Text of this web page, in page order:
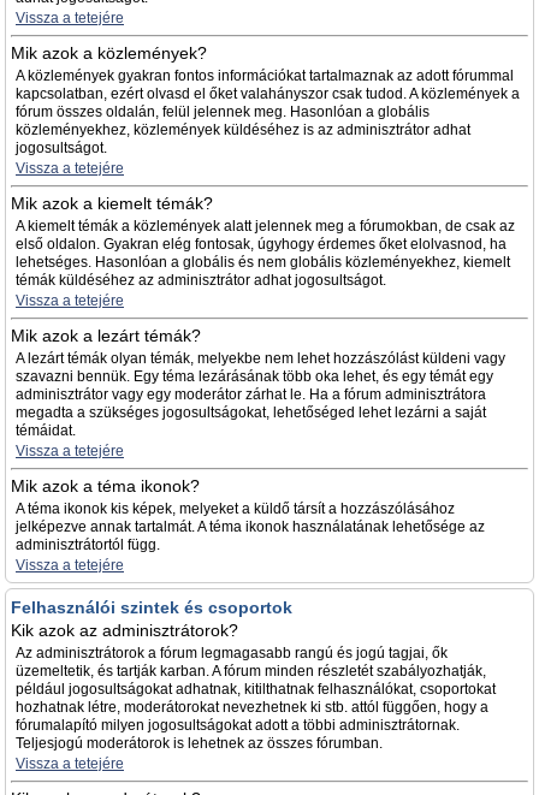
Vissza a tetejére
Mik azok a közlemények?
A közlemények gyakran fontos információkat tartalmaznak az adott fórummal
kapcsolatban, ezért olvasd el őket valahányszor csak tudod. A közlemények a
fórum összes oldalán, felül jelennek meg. Hasonlóan a globális
közleményekhez, közlemények küldéséhez is az adminisztrátor adhat
jogosultságot.
Vissza a tetejére
Mik azok a kiemelt témák?
A kiemelt témák a közlemények alatt jelennek meg a fórumokban, de csak az
első oldalon. Gyakran elég fontosak, úgyhogy érdemes őket elolvasnod, ha
lehetséges. Hasonlóan a globális és nem globális közleményekhez, kiemelt
témák küldéséhez az adminisztrátor adhat jogosultságot.
Vissza a tetejére
Mik azok a lezárt témák?
A lezárt témák olyan témák, melyekbe nem lehet hozzászólást küldeni vagy
szavazni bennük. Egy téma lezárásának több oka lehet, és egy témát egy
adminisztrátor vagy egy moderátor zárhat le. Ha a fórum adminisztrátora
megadta a szükséges jogosultságokat, lehetőséged lehet lezárni a saját
témáidat.
Vissza a tetejére
Mik azok a téma ikonok?
A téma ikonok kis képek, melyeket a küldő társít a hozzászólásához
jelképezve annak tartalmát. A téma ikonok használatának lehetősége az
adminisztrátortól függ.
Vissza a tetejére
Felhasználói szintek és csoportok
Kik azok az adminisztrátorok?
Az adminisztrátorok a fórum legmagasabb rangú és jogú tagjai, ők
üzemeltetik, és tartják karban. A fórum minden részletét szabályozhatják,
például jogosultságokat adhatnak, kitilthatnak felhasználókat, csoportokat
hozhatnak létre, moderátorokat nevezhetnek ki stb. attól függően, hogy a
fórumalapító milyen jogosultságokat adott a többi adminisztrátornak.
Teljesjogú moderátorok is lehetnek az összes fórumban.
Vissza a tetejére